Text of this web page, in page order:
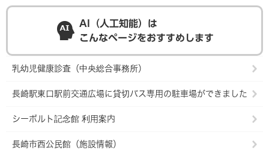
AI（人工知能）は
こんなページをおすすめします
乳幼児健康診査（中央総合事務所）
長崎駅東口駅前交通広場に貸切バス専用の駐車場ができました
シーボルト記念館 利用案内
長崎市西公民館（施設情報）